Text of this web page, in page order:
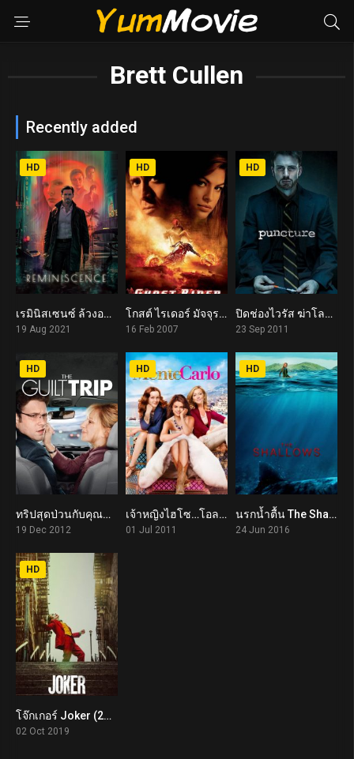
Brett Cullen
Recently added
7.8
HD
เรมินิสเซนซ์ ล้วงอดีตรำลึกเวลา Reminiscence (2021)
19 Aug 2021
5.3
HD
โกสต์ ไรเดอร์ มัจจุราชแห่งรัตติกาล Ghost Rider (2007)
16 Feb 2007
6.8
HD
ปิดช่องไวรัส ฆ่าโลก Puncture (2011)
23 Sep 2011
5.7
HD
ทริปสุดป่วนกับคุณแม่สุดแสบ The Guilt Trip (2012)
19 Dec 2012
5.8
HD
เจ้าหญิงไฮโซ…โอละพ่อ Monte Carlo (2011)
01 Jul 2011
6.3
HD
นรกน้ำตื้น The Shallows (2016)
24 Jun 2016
8.8
HD
โจ๊กเกอร์ Joker (2019)
02 Oct 2019